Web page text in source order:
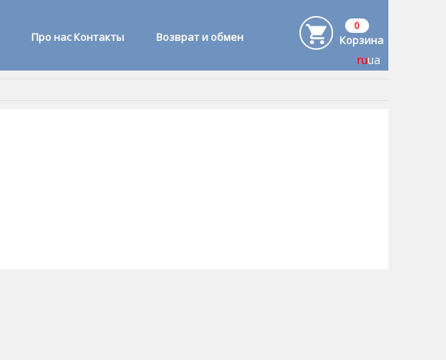
ruua
Про нас Контакты Возврат и обмен
0
Корзина